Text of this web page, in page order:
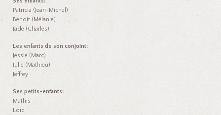
Patricia (Jean-Michel)
Benoît (Mélanie)
Jade (Charles)
Les enfants de son conjoint:
Jessie (Marc)
Julie (Mathieu)
Jeffrey
Ses petits-enfants:
Mathis
Loïc